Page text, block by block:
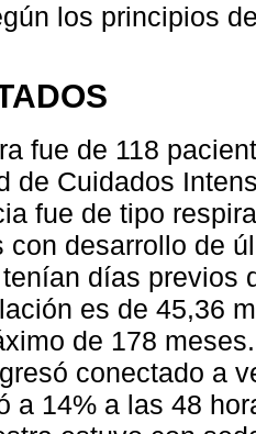
los principios
fue de 118
de Cuidados
fue de tipo
con desarrollo de
días previos
es de 45,36
de 178
conectado a
a 14% a las 48